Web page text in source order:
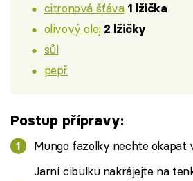
citronová šťáva 1 lžička
olivový olej 2 lžičky
sůl
pepř
Postup přípravy:
Mungo fazolky nechte okapat
Jarní cibulku nakrájejte na